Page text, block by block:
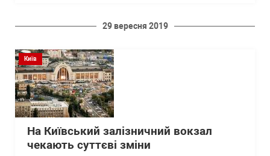
29 вересня 2019
Київ
На Київський залізничний вокзал
чекають суттєві зміни